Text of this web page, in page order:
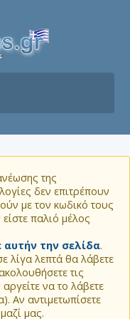
της
δεν επιτρέπουν
με τον κωδικό τους
παλιό μέλος
την σελίδα.
λίγα λεπτά θα λάβετε
τις
να το λάβετε
Αν αντιμετωπίσετε
μαζί μας.